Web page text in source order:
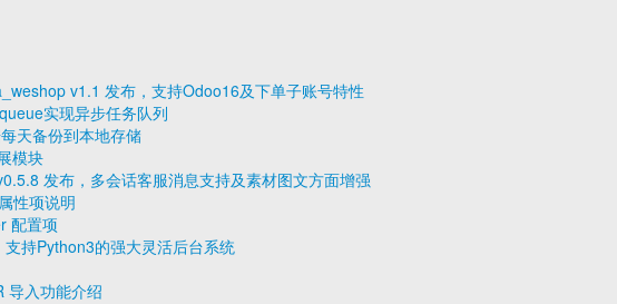
v1.1 发布，支持Odoo16及下单子账号特性
实现异步任务队列
天备份到本地存储
模块
发布，多会话客服消息支持及素材图文方面增强
性项说明
配置项
持Python3的强大灵活后台系统
导入功能介绍